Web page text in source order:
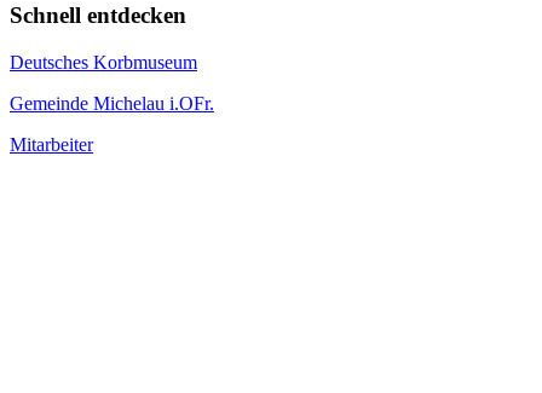
Schnell entdecken
Deutsches Korbmuseum
Gemeinde Michelau i.OFr.
Mitarbeiter